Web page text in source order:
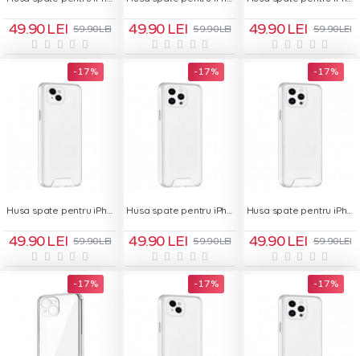
49.90 LEI 59.90 LEI 49.90 LEI 59.90 LEI 49.90 LEI 59.90 LEI
-17 %
Husa spate pentru iPhone 14 Plus - Space Case
49.90 LEI 59.90 LEI
-17 %
Husa spate pentru iPhone 14 Pro - Space Case
49.90 LEI 59.90 LEI
-17 %
Husa spate pentru iPhone 14 Pro Max - Space Case
49.90 LEI 59.90 LEI
-17 % -17 % -17 %